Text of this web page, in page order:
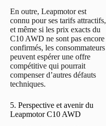
En outre, Leapmotor est
connu pour ses tarifs attractifs,
et même si les prix exacts du
C10 AWD ne sont pas encore
confirmés, les consommateurs
peuvent espérer une offre
compétitive qui pourrait
compenser d’autres défauts
techniques.
5. Perspective et avenir du
Leapmotor C10 AWD